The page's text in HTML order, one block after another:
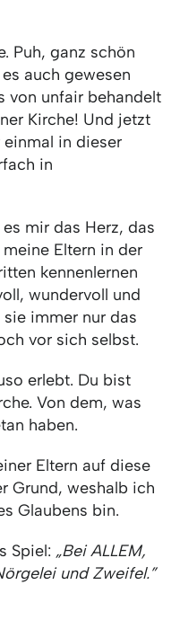
Puh, ganz schön
auch gewesen
von unfair behandelt
Kirche! Und jetzt
einmal in dieser
in
mir das Herz, das
Eltern in der
kennenlernen
wundervoll und
immer nur das
vor sich selbst.
erlebt. Du bist
Von dem, was
haben.
Eltern auf diese
Grund, weshalb ich
Glaubens bin.
Spiel: „Bei ALLEM,
und Zweifel.”